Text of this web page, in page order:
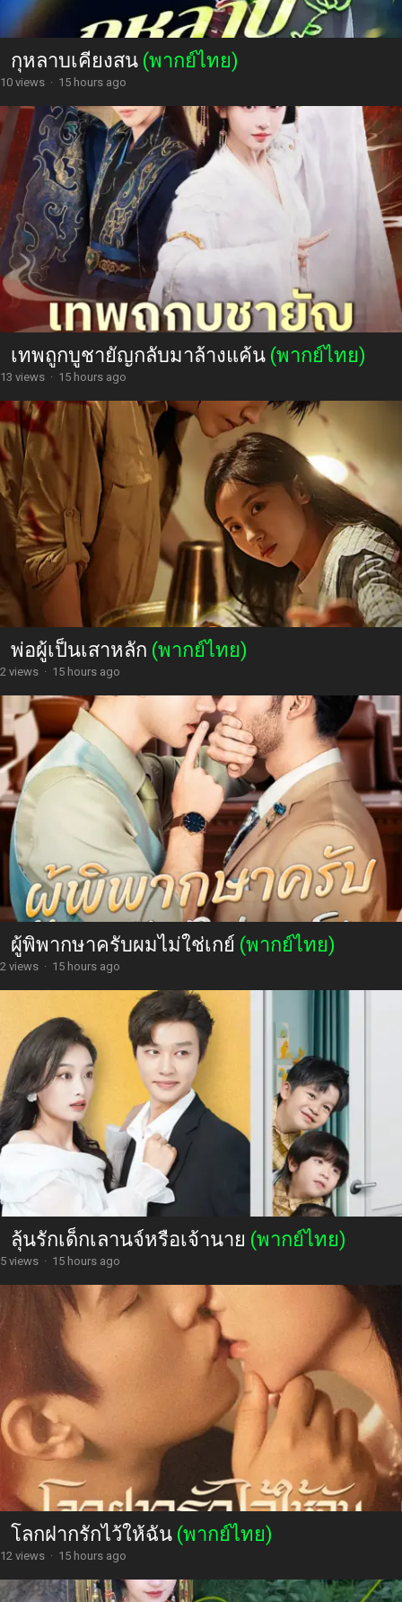
กุหลาบเคียงสน (พากย์ไทย)
10 views · 15 hours ago
เทพถูกบูชายัญกลับมาล้างแค้น (พากย์ไทย)
13 views · 15 hours ago
พ่อผู้เป็นเสาหลัก (พากย์ไทย)
2 views · 15 hours ago
ผู้พิพากษาครับผมไม่ใช่เกย์ (พากย์ไทย)
2 views · 15 hours ago
ลุ้นรักเด็กเลานจ์หรือเจ้านาย (พากย์ไทย)
5 views · 15 hours ago
โลกฝากรักไว้ให้ฉัน (พากย์ไทย)
12 views · 15 hours ago